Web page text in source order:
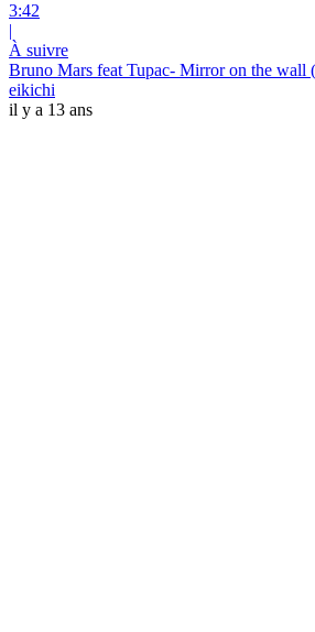
3:42
|
À suivre
Bruno Mars feat Tupac- Mirror on the wall
eikichi
il y a 13 ans